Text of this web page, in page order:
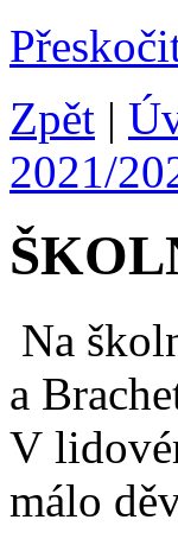
Zpět |
2021/
Na
a
V
málo